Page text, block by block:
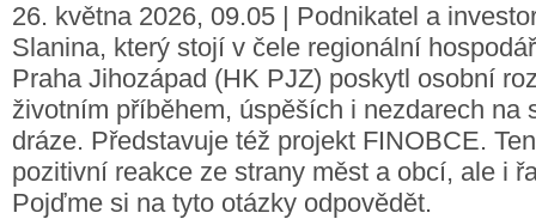
26. května 2026, 09.05 | Podnikatel a
Slanina, který stojí v čele regionální
Praha Jihozápad (HK PJZ) poskytl osobní
životním příběhem, úspěších i nezdarech na
dráze. Představuje též projekt FINOBCE.
pozitivní reakce ze strany měst a obcí, ale i
Pojďme si na tyto otázky odpovědět.